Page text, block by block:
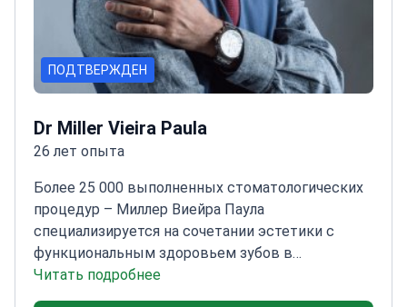
ПОДТВЕРЖДЕН
Dr Miller Vieira Paula
26 лет опыта
Более 25 000 выполненных стоматологических
процедур – Миллер Виейра Паула
специализируется на сочетании эстетики с
функциональным здоровьем зубов в
YeahSmile. _doctor_7328_лет_ опыта в
стоматологической помощиЭксперт в области
Читать подробнее